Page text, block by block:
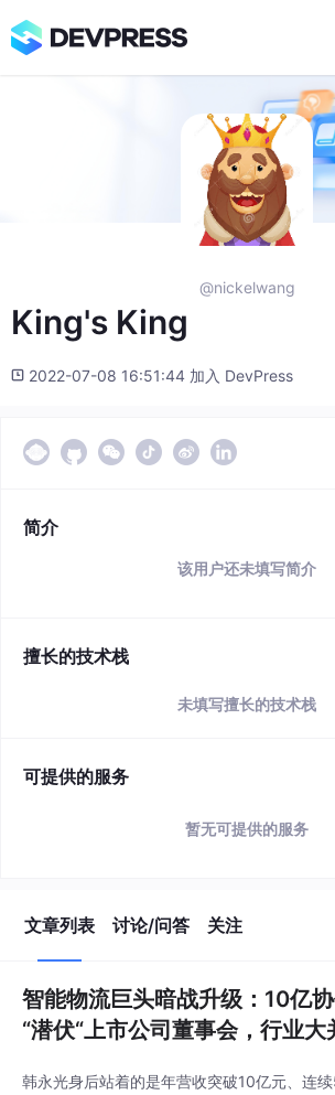
@nickelwang
King's King
2022-07-08 16:51:44 加入 DevPress
简介
该用户还未填写简介
擅长的技术栈
未填写擅长的技术栈
可提供的服务
暂无可提供的服务
文章列表 讨论/问答 关注
智能物流巨头暗战升级：10亿
“潜伏“上市公司董事会，行业大
韩永光身后站着的是年营收突破10亿元、连